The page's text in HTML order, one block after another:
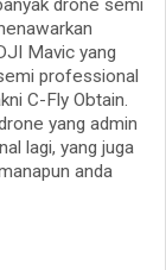
drone semi
Mavic yang
professional
C-Fly Obtain.
yang admin
lagi, yang juga
anda